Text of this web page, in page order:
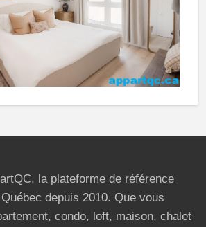
la plateforme de référence
depuis 2010. Que vous
condo, loft, maison, chalet